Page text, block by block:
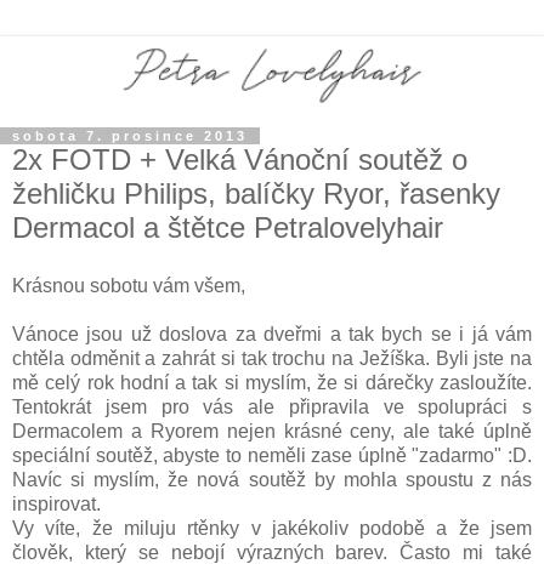
sobota 7. prosince 2013
2x FOTD + Velká Vánoční soutěž o
žehličku Philips, balíčky Ryor, řasenky
Dermacol a štětce Petralovelyhair
Krásnou sobotu vám všem,
Vánoce jsou už doslova za dveřmi a tak bych se i já vám
chtěla odměnit a zahrát si tak trochu na Ježíška. Byli jste na
mě celý rok hodní a tak si myslím, že si dárečky zasloužíte.
Tentokrát jsem pro vás ale připravila ve spolupráci s
Dermacolem a Ryorem nejen krásné ceny, ale také úplně
speciální soutěž, abyste to neměli zase úplně "zadarmo" :D.
Navíc si myslím, že nová soutěž by mohla spoustu z nás
inspirovat.
Vy víte, že miluju rtěnky v jakékoliv podobě a že jsem
člověk, který se nebojí výrazných barev. Často mi také